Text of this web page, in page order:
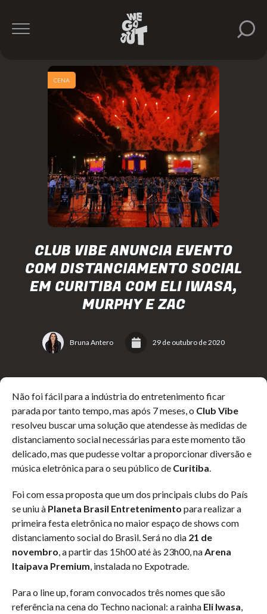
CLUB VIBE ANUNCIA EVENTO
COM DISTANCIAMENTO SOCIAL
EM CURITIBA COM ELI IWASA,
MURPHY E ZAC
Bruna Antero 29 de outubro de 2020
CENA
Não foi fácil para a indústria do entretenimento ficar
parada por tanto tempo, mas após 7 meses, o Club Vibe
resolveu buscar uma solução que atendesse às medidas de
distanciamento social necessárias para este momento tão
delicado, mas que pudesse voltar a proporcionar diversão e
música eletrônica para o seu público de Curitiba.
Foi com essa proposta que um dos principais clubs do País
se uniu à Planeta Brasil Entretenimento para realizar a
primeira festa eletrônica no maior espaço de shows com
distanciamento social do Brasil. Será no dia 21 de
novembro, a partir das 15h00 até às 23h00, naArena
Itaipava Premium, instalada no Expotrade.
Para o line up, foram convocados três nomes que são
referência na cena do Techno nacional: a rainha Eli Iwasa,